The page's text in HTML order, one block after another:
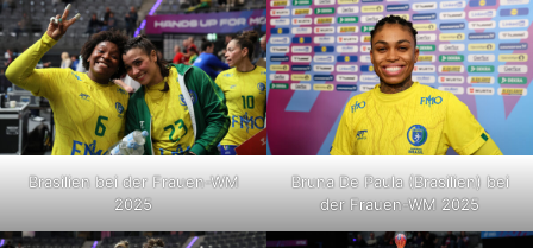
Brasilien bei der Frauen-WM
2025
Bruna De Paula (Brasilien) bei
der Frauen-WM 2025